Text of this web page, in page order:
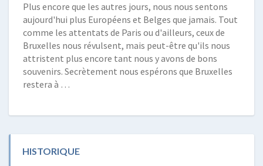
Plus encore que les autres jours, nous nous sentons
aujourd'hui plus Européens et Belges que jamais. Tout
comme les attentats de Paris ou d'ailleurs, ceux de
Bruxelles nous révulsent, mais peut-être qu'ils nous
attristent plus encore tant nous y avons de bons
souvenirs. Secrètement nous espérons que Bruxelles
restera à …
HISTORIQUE